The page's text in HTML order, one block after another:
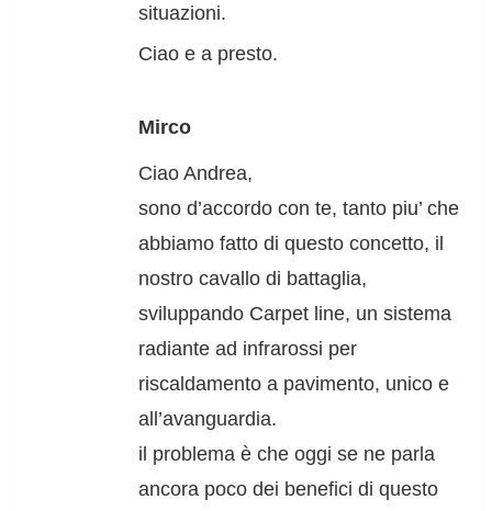
situazioni.
Ciao e a presto.
Mirco
Ciao Andrea,
sono d’accordo con te, tanto piu’ che
abbiamo fatto di questo concetto, il
nostro cavallo di battaglia,
sviluppando Carpet line, un sistema
radiante ad infrarossi per
riscaldamento a pavimento, unico e
all’avanguardia.
il problema è che oggi se ne parla
ancora poco dei benefici di questo